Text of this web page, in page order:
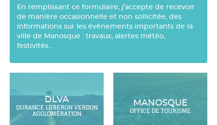
En remplissant ce formulaire, j’accepte de recevoir
de manière occasionnelle et non sollicitée, des
informations sur les événements importants de la
ville de Manosque : travaux, alertes météo,
festivités…
DLVA
DURANCE LUBERON VERDON
AGGLOMÉRATION
MANOSQUE
OFFICE DE TOURISME